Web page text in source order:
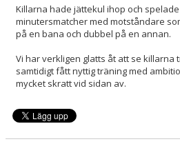
Killarna hade jättekul ihop och
minutersmatcher med motståndare
på en bana och dubbel på en annan.
Vi har verkligen glatts åt att se killarna
samtidigt fått nyttig träning med
mycket skratt vid sidan av.